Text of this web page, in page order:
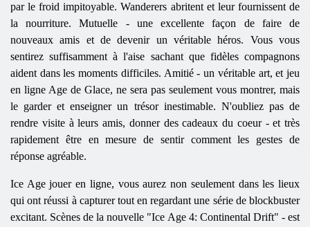
par le froid impitoyable. Wanderers abritent et leur fournissent de
la nourriture. Mutuelle - une excellente façon de faire de
nouveaux amis et de devenir un véritable héros. Vous vous
sentirez suffisamment à l'aise sachant que fidèles compagnons
aident dans les moments difficiles. Amitié - un véritable art, et jeu
en ligne Age de Glace, ne sera pas seulement vous montrer, mais
le garder et enseigner un trésor inestimable. N'oubliez pas de
rendre visite à leurs amis, donner des cadeaux du coeur - et très
rapidement être en mesure de sentir comment les gestes de
réponse agréable.
Ice Age jouer en ligne, vous aurez non seulement dans les lieux
qui ont réussi à capturer tout en regardant une série de blockbuster
excitant. Scènes de la nouvelle "Ice Age 4: Continental Drift" - est